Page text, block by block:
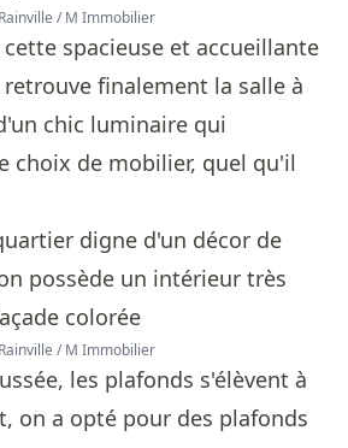
/ M Immobilier
spacieuse et accueillante
finalement la salle à
chic luminaire qui
choix de mobilier, quel qu'il
/ M Immobilier
les plafonds s'élèvent à
on a opté pour des plafonds